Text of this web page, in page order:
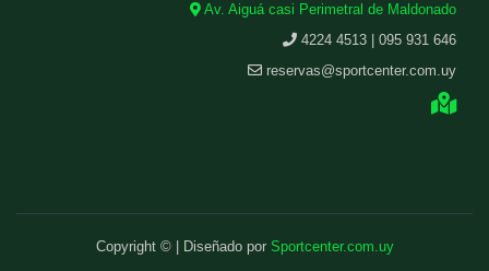
Av. Aiguá casi Perimetral de Maldonado
4224 4513 | 095 931 646
reservas@sportcenter.com.uy
Copyright © | Diseñado por Sportcenter.com.uy